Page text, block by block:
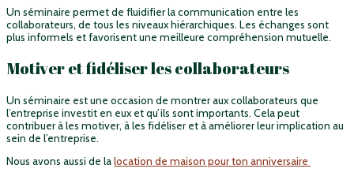
Un séminaire permet de fluidifier la communication entre les
collaborateurs, de tous les niveaux hiérarchiques. Les échanges sont
plus informels et favorisent une meilleure compréhension mutuelle.
Motiver et fidéliser les collaborateurs
Un séminaire est une occasion de montrer aux collaborateurs que
l’entreprise investit en eux et qu’ils sont importants. Cela peut
contribuer à les motiver, à les fidéliser et à améliorer leur implication au
sein de l’entreprise.
Nous avons aussi de lalocation de maison pour ton anniversaire